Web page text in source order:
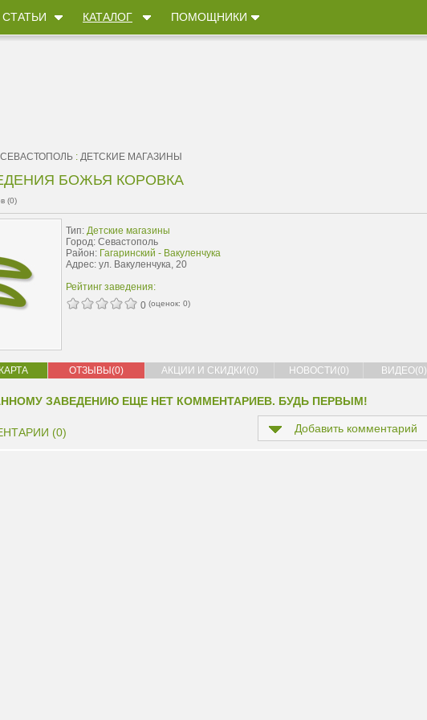
СТАТЬИ КАТАЛОГ ПОМОЩНИКИ
СЕВАСТОПОЛЬ : ДЕТСКИЕ МАГАЗИНЫ
БОЖЬЯ КОРОВКА
(0)
Тип: Детские магазины
Город: Севастополь
Район: Гагаринский - Вакуленчука
Адрес: ул. Вакуленчука, 20
Рейтинг заведения:
0 (оценок: 0)
КАРТА ОТЗЫВЫ(0) АКЦИИ И СКИДКИ(0) НОВОСТИ(0) ВИДЕО(0)
ЗАВЕДЕНИЮ ЕЩЕ НЕТ КОММЕНТАРИЕВ. БУДЬ ПЕРВЫМ!
(0) Добавить комментарий